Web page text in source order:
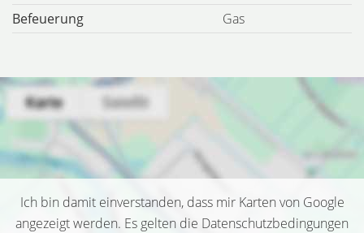
Befeuerung
Gas
Ich bin damit einverstanden, dass mir Karten von Google
angezeigt werden. Es gelten die Datenschutzbedingungen